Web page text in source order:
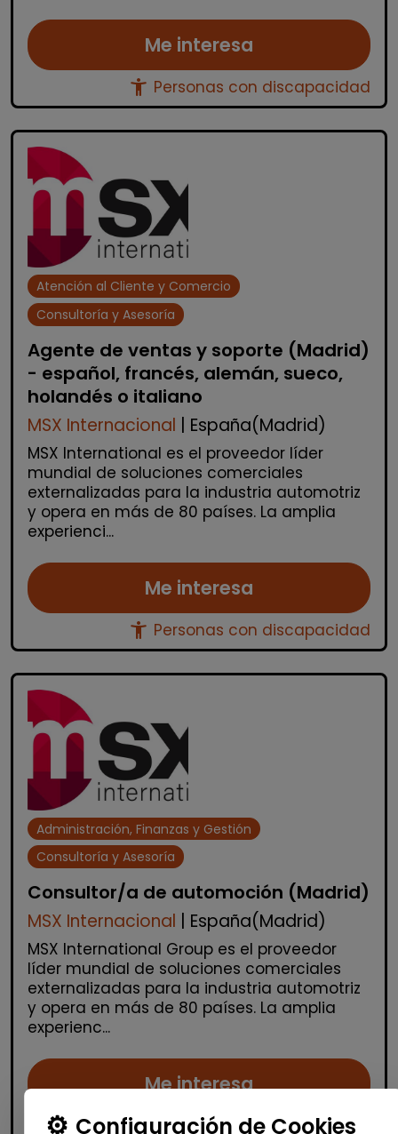
Me interesa
accessibility_new Personas con discapacidad
Atención al Cliente y Comercio
Consultoría y Asesoría
Agente de ventas y soporte (Madrid)
- español, francés, alemán, sueco,
holandés o italiano
MSX Internacional | España(Madrid)
MSX International es el proveedor líder
mundial de soluciones comerciales
externalizadas para la industria automotriz
y opera en más de 80 países. La amplia
experienci...
Me interesa
accessibility_new Personas con discapacidad
Administración, Finanzas y Gestión
Consultoría y Asesoría
Consultor/a de automoción (Madrid)
MSX Internacional | España(Madrid)
MSX International Group es el proveedor
líder mundial de soluciones comerciales
externalizadas para la industria automotriz
y opera en más de 80 países. La amplia
experienc...
Me interesa
accessibility_newPersonas con discapacidad
Configuración de Cookies